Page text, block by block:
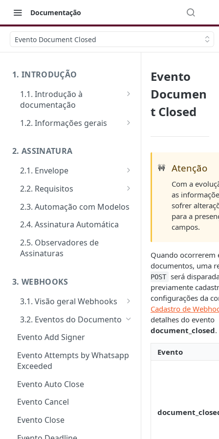
Documentação
Evento Document Closed
1. INTRODUÇÃO
1.1. Introdução à
documentação
Primeiros passos
Ferramentas de Teste:
Postman e Insomnia
1.2. Informações gerais
Suporte
Limite de requisições
Mensagens de erro
Segurança
2. ASSINATURA
2.1. Envelope
Guia de criação: O passo a
passo padrão
Tipos de notificações para os
signatários
das notificações
Notificações
Envelopes
Eventos
Ativação performática: alta
escala e assincronismo
Regras de finalização de
Envelopes
2.2. Requisitos
Tipos de requisitos de
autenticação
2.3. Automação com Modelos
2.4. Assinatura Automática
2.5. Observadores de
Assinaturas
3. WEBHOOKS
3.1. Visão geral Webhooks
Cadastro de Webhooks via APP
Cadastro de Webhooks via API
3.2. Eventos do Documento
Evento Add Signer
Evento Attempts by Whatsapp
Exceeded
Evento Auto Close
Evento Cancel
Evento Close
Evento
Documen
t Closed
🚧 Atenção
Com a
as
sofrer
para a
campos.
Quando ocorrerem
documentos, uma
POST será
previamente
configurações da
Cadastro de
detalhes do evento
document_closed.
Evento